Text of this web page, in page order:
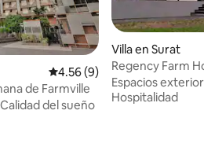
Calificación promedio: 4.56
4.56 (9)
de Farmville
Calidad del sueño
Villa en Surat
Regency Farm
privada
Espacios
Hospitalidad